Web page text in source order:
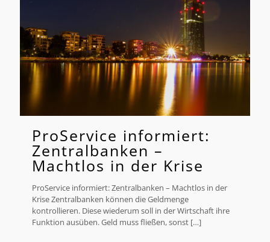
ProService informiert:
Zentralbanken –
Machtlos in der Krise
ProService informiert: Zentralbanken – Machtlos in der
Krise Zentralbanken können die Geldmenge
kontrollieren. Diese wiederum soll in der Wirtschaft ihre
Funktion ausüben. Geld muss fließen, sonst […]